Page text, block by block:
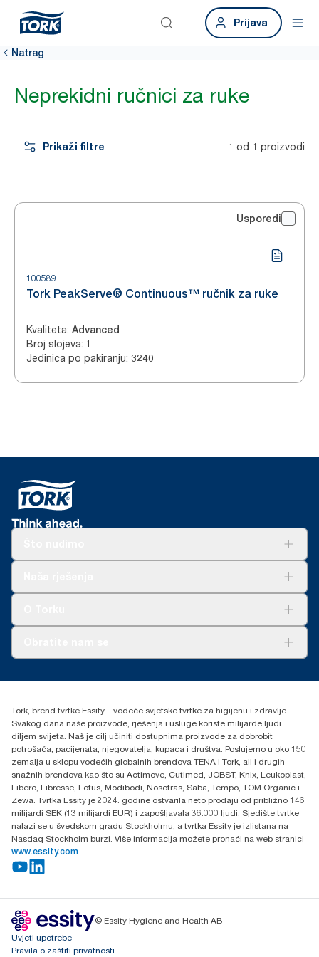
Prijava
Natrag
Neprekidni ručnici za ruke
Prikaži filtre 1 od 1 proizvodi
Usporedi
100589
Tork PeakServe® Continuous™ ručnik za ruke
Kvaliteta: Advanced
Broj slojeva: 1
Jedinica po pakiranju: 3240
+385 913 900 004
H-1021 Budapest
Budakeszi út 51.
Tork, brend tvrtke Essity – vodeće svjetske tvrtke za higijenu i zdravlje.
Svakog dana naše proizvode, rješenja i usluge koriste milijarde ljudi
diljem svijeta. Naš je cilj učiniti dostupnima proizvode za dobrobit
potrošača, pacijenata, njegovatelja, kupaca i društva. Poslujemo u oko 150
zemalja u sklopu vodećih globalnih brendova TENA i Tork, ali i drugih
snažnih brendova kao što su Actimove, Cutimed, JOBST, Knix, Leukoplast,
Libero, Libresse, Lotus, Modibodi, Nosotras, Saba, Tempo, TOM Organic i
Zewa. Tvrtka Essity je 2024. godine ostvarila neto prodaju od približno 146
milijardi SEK (13 milijardi EUR) i zapošljavala 36.000 ljudi. Sjedište tvrtke
nalazi se u švedskom gradu Stockholmu, a tvrtka Essity je izlistana na
Nasdaq Stockholm burzi. Više informacija možete pronaći na web stranici
www.essity.com
© Essity Hygiene and Health AB
Uvjeti upotrebe
Pravila o zaštiti privatnosti